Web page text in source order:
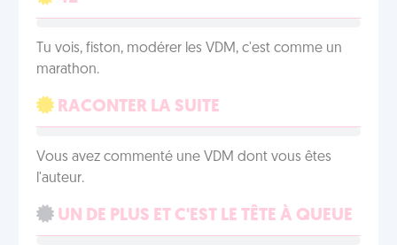
Tu vois, fiston, modérer les VDM, c'est comme un
marathon.
RACONTER LA SUITE
Vous avez commenté une VDM dont vous êtes
l'auteur.
UN DE PLUS ET C'EST LE TÊTE À QUEUE